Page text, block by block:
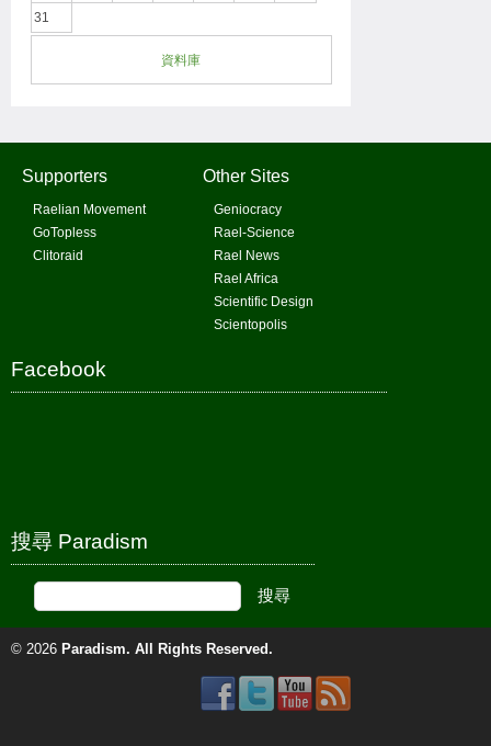
31
資料庫
Supporters
Raelian Movement
GoTopless
Clitoraid
Other Sites
Geniocracy
Rael-Science
Rael News
Rael Africa
Scientific Design
Scientopolis
Facebook
搜尋 Paradism
© 2026 Paradism. All Rights Reserved.